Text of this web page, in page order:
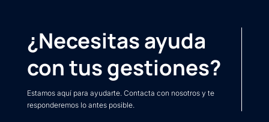
¿Necesitas ayuda
con tus gestiones?
Estamos aquí para ayudarte. Contacta con nosotros y te
responderemos lo antes posible.